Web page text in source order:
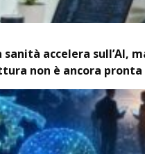
accelera sull’AI,
non è ancora pronta